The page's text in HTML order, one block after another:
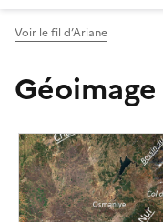
Voir le fil d’Ariane
Géoimage
Image
de
couverture
(conseillée)